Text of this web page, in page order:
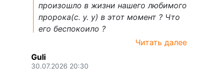
произошло в жизни нашего любимого
пророка(с. у. у) в этот момент ? Что
его беспокоило ?
Читать далее
Guli
30.07.2026 20:30